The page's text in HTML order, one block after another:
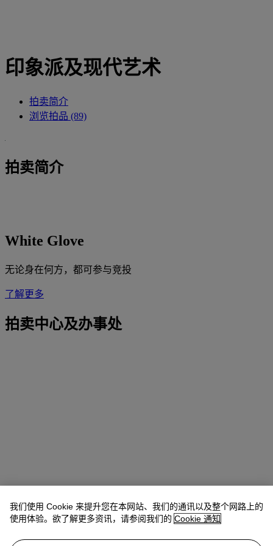
印象派及现代艺术
拍卖简介
浏览拍品 (89)
拍卖简介
White Glove
无论身在何方，都可参与竞投
了解更多
拍卖中心及办事处
我们使用 Cookie 来提升您在本网站、我们的通讯以及整个网路上的
使用体验。欲了解更多资讯，请参阅我们的 Cookie 通知